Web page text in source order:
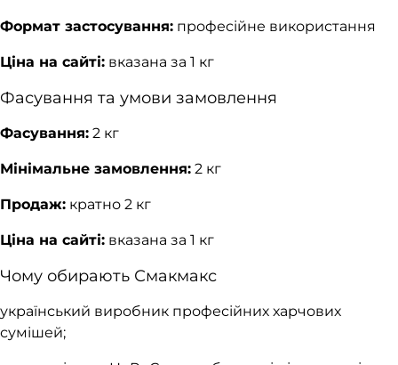
Формат застосування: професійне використання
Ціна на сайті: вказана за 1 кг
Фасування та умови замовлення
Фасування: 2 кг
Мінімальне замовлення: 2 кг
Продаж: кратно 2 кг
Ціна на сайті: вказана за 1 кг
Чому обирають Смакмакс
український виробник професійних харчових
сумішей;